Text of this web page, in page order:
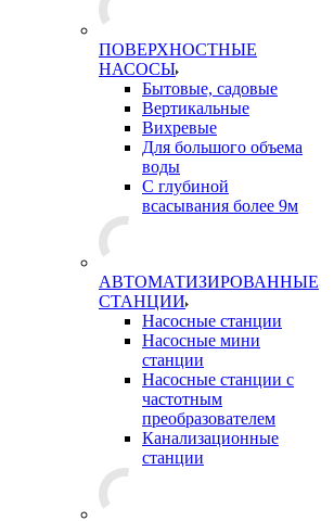
ПОВЕРХНОСТНЫЕ
НАСОСЫ
Бытовые, садовые
Вертикальные
Вихревые
Для большого объема
воды
С глубиной
всасывания более 9м
АВТОМАТИЗИРОВАННЫЕ
СТАНЦИИ
Насосные станции
Насосные мини
станции
Насосные станции с
частотным
преобразователем
Канализационные
станции